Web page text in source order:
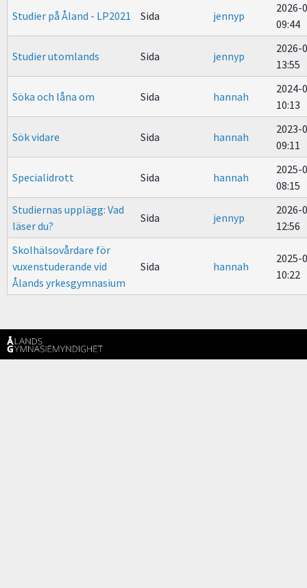
Studier på Åland - LP2021 Sida jennyp
2026-
09:44
Studier utomlands Sida jennyp
2026-
13:55
Söka och låna om Sida hannah
2024-
10:13
Sök vidare Sida hannah
2023-
09:11
Specialidrott Sida hannah
2025-
08:15
Studiernas upplägg: Vad
läser du?
Sida jennyp
2026-
12:56
Skolhälsovårdare för
vuxenstuderande vid
Ålands yrkesgymnasium
Sida hannah
2025-
10:22